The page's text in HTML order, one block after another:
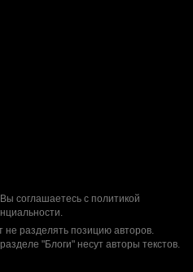
соглашаетесь с политикой
.
разделять позицию авторов.
"Блоги" несут авторы текстов.